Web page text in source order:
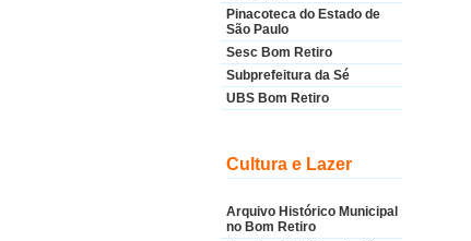
Pinacoteca do Estado de
São Paulo
Sesc Bom Retiro
Subprefeitura da Sé
UBS Bom Retiro
Cultura e Lazer
Arquivo Histórico Municipal
no Bom Retiro